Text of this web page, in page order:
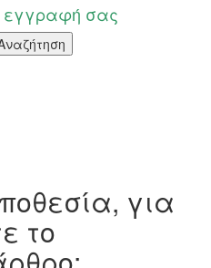
εγγραφή σας
για
το